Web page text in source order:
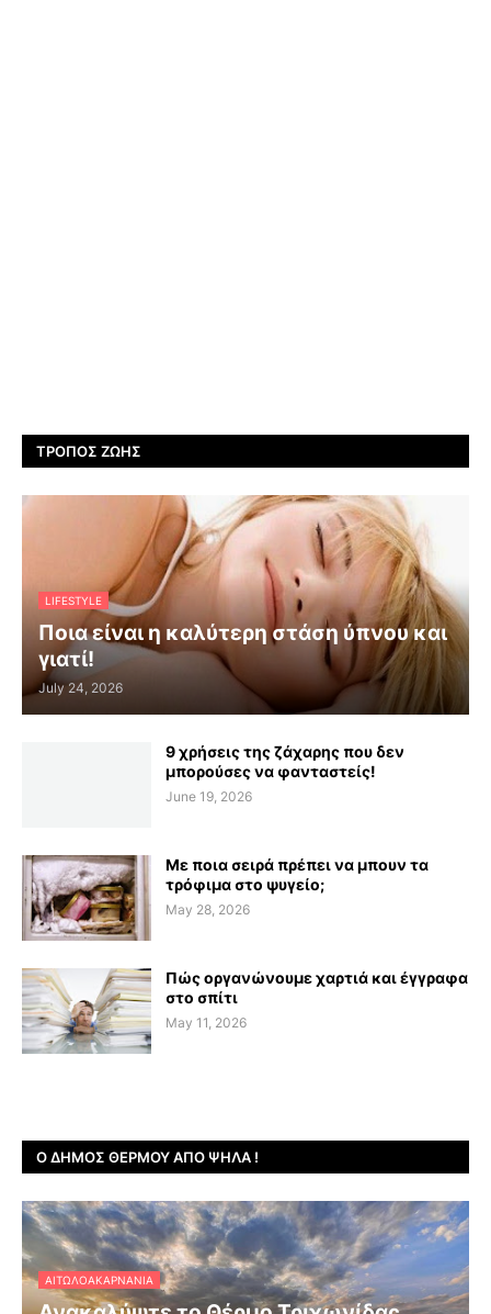
ΤΡΌΠΟΣ ΖΩΉΣ
LIFESTYLE
Ποια είναι η καλύτερη στάση ύπνου και
γιατί!
July 24, 2026
9 χρήσεις της ζάχαρης που δεν
μπορούσες να φανταστείς!
June 19, 2026
Με ποια σειρά πρέπει να μπουν τα
τρόφιμα στο ψυγείο;
May 28, 2026
Πώς οργανώνουμε χαρτιά και έγγραφα
στο σπίτι
May 11, 2026
Ο ΔΉΜΟΣ ΘΈΡΜΟΥ ΑΠΌ ΨΗΛΆ !
ΑΙΤΩΛΟΑΚΑΡΝΑΝΊΑ